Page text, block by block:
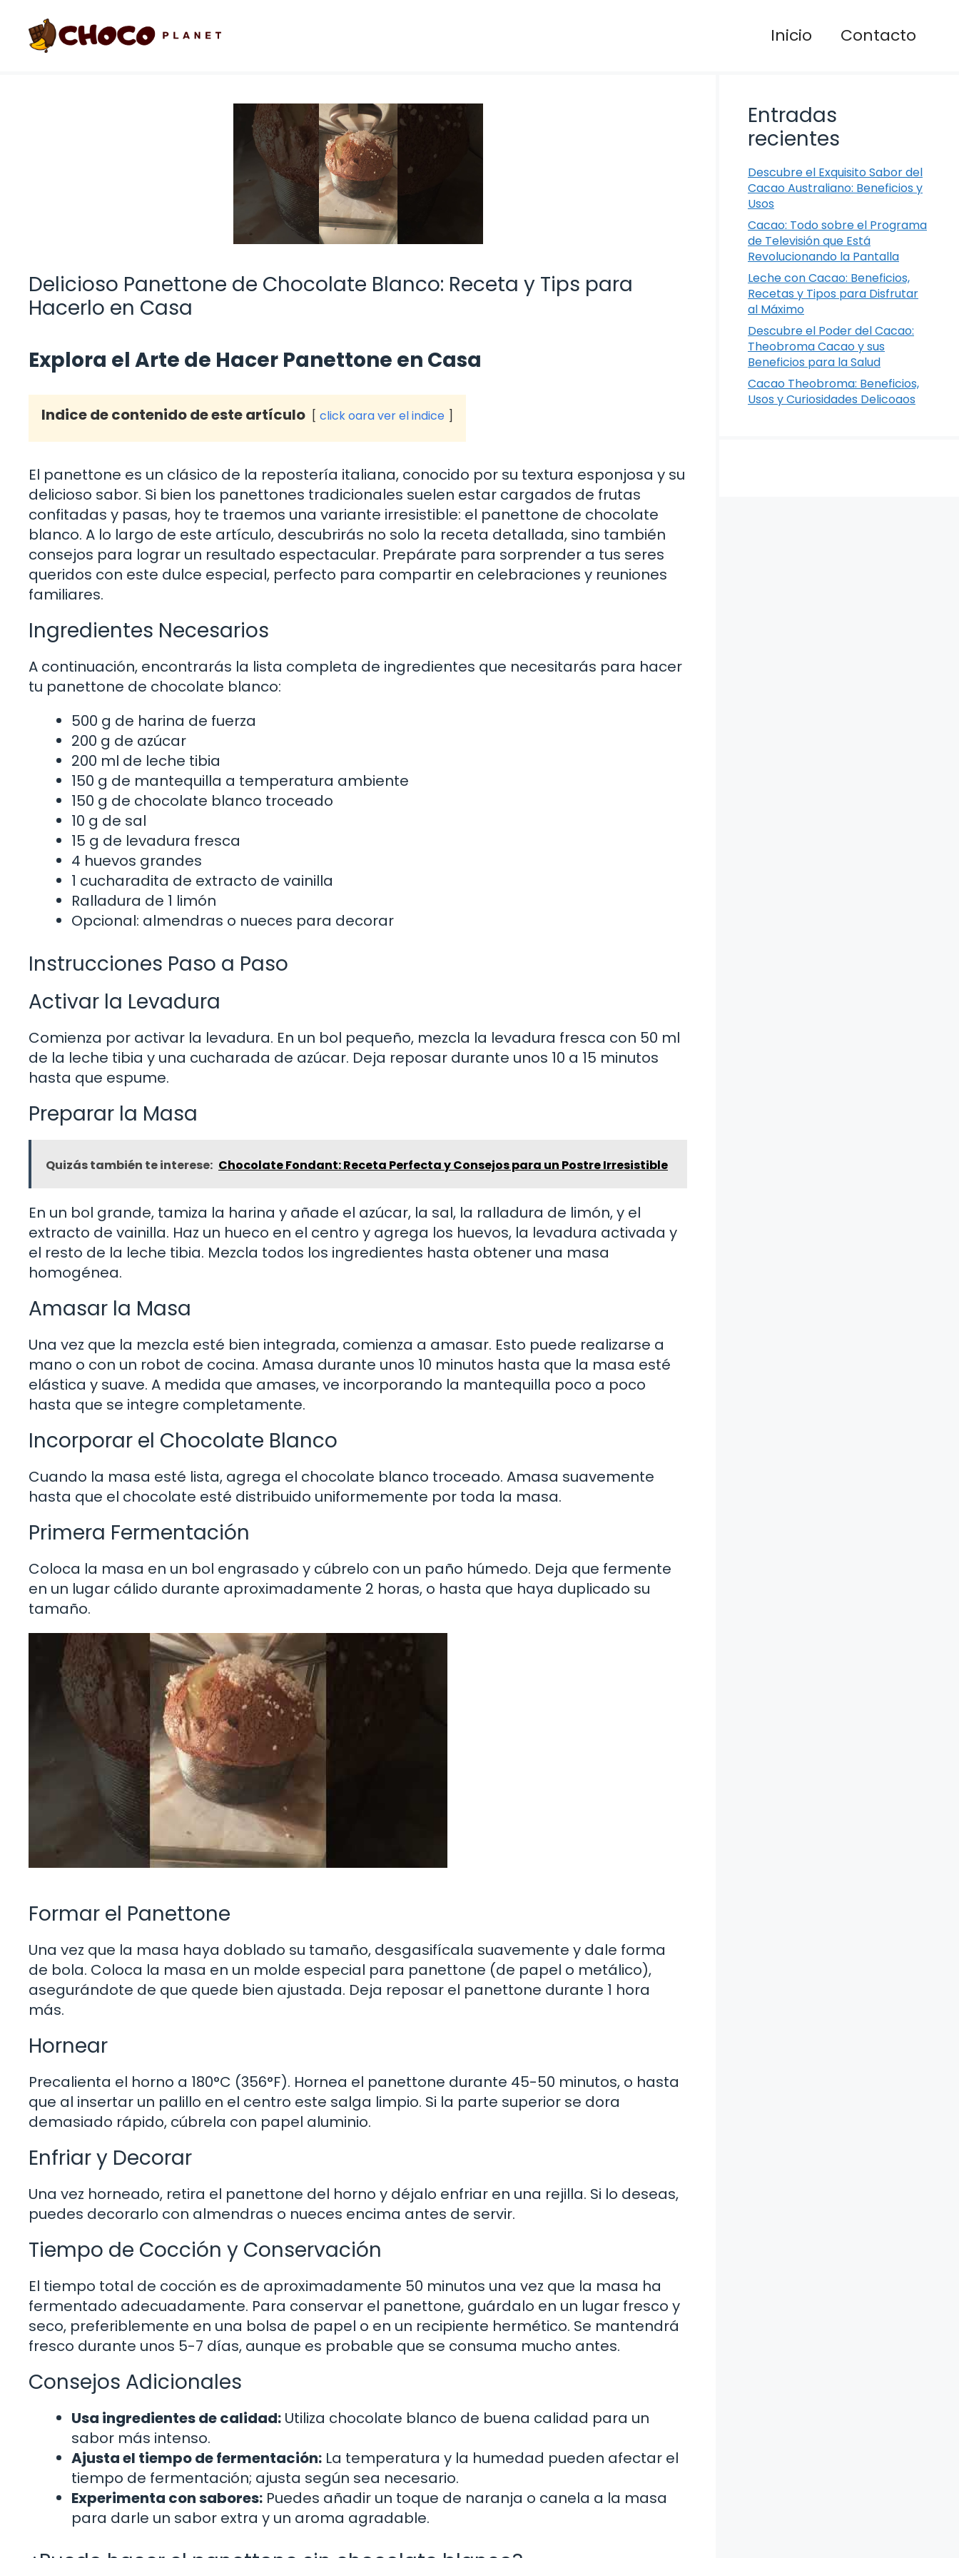
contenido
Inicio Contacto
Delicioso Panettone de Chocolate Blanco: Receta y Tips para
Hacerlo en Casa
Explora el Arte de Hacer Panettone en Casa
Indice de contenido de este artículo click oara ver el indice
El panettone es un clásico de la repostería italiana, conocido por su textura esponjosa y su
delicioso sabor. Si bien los panettones tradicionales suelen estar cargados de frutas
confitadas y pasas, hoy te traemos una variante irresistible: el panettone de chocolate
blanco. A lo largo de este artículo, descubrirás no solo la receta detallada, sino también
consejos para lograr un resultado espectacular. Prepárate para sorprender a tus seres
queridos con este dulce especial, perfecto para compartir en celebraciones y reuniones
familiares.
Ingredientes Necesarios
A continuación, encontrarás la lista completa de ingredientes que necesitarás para hacer
tu panettone de chocolate blanco:
500 g de harina de fuerza
200 g de azúcar
200 ml de leche tibia
150 g de mantequilla a temperatura ambiente
150 g de chocolate blanco troceado
10 g de sal
15 g de levadura fresca
4 huevos grandes
1 cucharadita de extracto de vainilla
Ralladura de 1 limón
Opcional: almendras o nueces para decorar
Instrucciones Paso a Paso
Activar la Levadura
Comienza por activar la levadura. En un bol pequeño, mezcla la levadura fresca con 50 ml
de la leche tibia y una cucharada de azúcar. Deja reposar durante unos 10 a 15 minutos
hasta que espume.
Preparar la Masa
Quizás también te interese: Chocolate Fondant: Receta Perfecta y Consejos para un Postre Irresistible
En un bol grande, tamiza la harina y añade el azúcar, la sal, la ralladura de limón, y el
extracto de vainilla. Haz un hueco en el centro y agrega los huevos, la levadura activada y
el resto de la leche tibia. Mezcla todos los ingredientes hasta obtener una masa
homogénea.
Amasar la Masa
Una vez que la mezcla esté bien integrada, comienza a amasar. Esto puede realizarse a
mano o con un robot de cocina. Amasa durante unos 10 minutos hasta que la masa esté
elástica y suave. A medida que amases, ve incorporando la mantequilla poco a poco
hasta que se integre completamente.
Incorporar el Chocolate Blanco
Cuando la masa esté lista, agrega el chocolate blanco troceado. Amasa suavemente
hasta que el chocolate esté distribuido uniformemente por toda la masa.
Primera Fermentación
Coloca la masa en un bol engrasado y cúbrelo con un paño húmedo. Deja que fermente
en un lugar cálido durante aproximadamente 2 horas, o hasta que haya duplicado su
tamaño.
Formar el Panettone
Una vez que la masa haya doblado su tamaño, desgasifícala suavemente y dale forma
de bola. Coloca la masa en un molde especial para panettone (de papel o metálico),
asegurándote de que quede bien ajustada. Deja reposar el panettone durante 1 hora
más.
Hornear
Precalienta el horno a 180°C (356°F). Hornea el panettone durante 45-50 minutos, o hasta
que al insertar un palillo en el centro este salga limpio. Si la parte superior se dora
demasiado rápido, cúbrela con papel aluminio.
Enfriar y Decorar
Una vez horneado, retira el panettone del horno y déjalo enfriar en una rejilla. Si lo deseas,
puedes decorarlo con almendras o nueces encima antes de servir.
Tiempo de Cocción y Conservación
El tiempo total de cocción es de aproximadamente 50 minutos una vez que la masa ha
fermentado adecuadamente. Para conservar el panettone, guárdalo en un lugar fresco y
seco, preferiblemente en una bolsa de papel o en un recipiente hermético. Se mantendrá
fresco durante unos 5-7 días, aunque es probable que se consuma mucho antes.
Consejos Adicionales
Usa ingredientes de calidad: Utiliza chocolate blanco de buena calidad para un
sabor más intenso.
Ajusta el tiempo de fermentación: La temperatura y la humedad pueden afectar el
tiempo de fermentación; ajusta según sea necesario.
Experimenta con sabores: Puedes añadir un toque de naranja o canela a la masa
para darle un sabor extra y un aroma agradable.
Entradas
recientes
Descubre el Exquisito Sabor del
Cacao Australiano: Beneficios y
Usos
Cacao: Todo sobre el Programa
de Televisión que Está
Revolucionando la Pantalla
Leche con Cacao: Beneficios,
Recetas y Tipos para Disfrutar
al Máximo
Descubre el Poder del Cacao:
Theobroma Cacao y sus
Beneficios para la Salud
Cacao Theobroma: Beneficios,
Usos y Curiosidades Delicoaos